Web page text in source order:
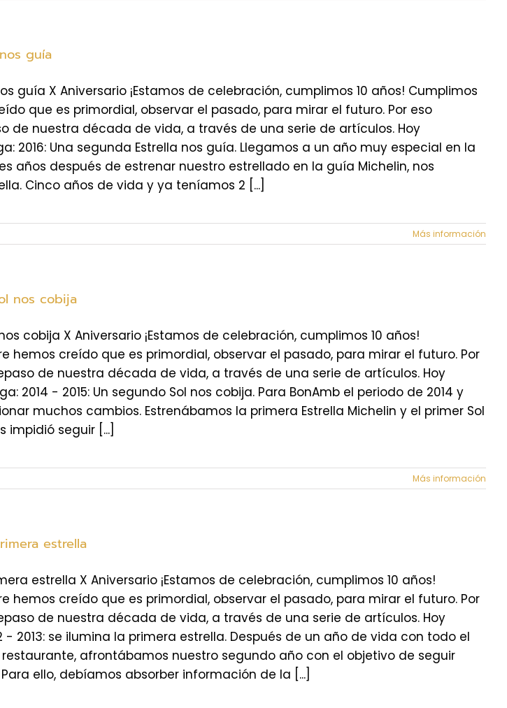
guía
guía X Aniversario ¡Estamos de celebración, cumplimos 10 años! Cumplimos
que es primordial, observar el pasado, para mirar el futuro. Por eso
de nuestra década de vida, a través de una serie de artículos. Hoy
2016: Una segunda Estrella nos guía. Llegamos a un año muy especial en la
años después de estrenar nuestro estrellado en la guía Michelin, nos
Cinco años de vida y ya teníamos 2 [...]
Más información
nos cobija
cobija X Aniversario ¡Estamos de celebración, cumplimos 10 años!
hemos creído que es primordial, observar el pasado, para mirar el futuro. Por
de nuestra década de vida, a través de una serie de artículos. Hoy
2014 - 2015: Un segundo Sol nos cobija. Para BonAmb el periodo de 2014 y
muchos cambios. Estrenábamos la primera Estrella Michelin y el primer Sol
impidió seguir [...]
Más información
estrella
estrella X Aniversario ¡Estamos de celebración, cumplimos 10 años!
hemos creído que es primordial, observar el pasado, para mirar el futuro. Por
de nuestra década de vida, a través de una serie de artículos. Hoy
- 2013: se ilumina la primera estrella. Después de un año de vida con todo el
afrontábamos nuestro segundo año con el objetivo de seguir
ello, debíamos absorber información de la [...]